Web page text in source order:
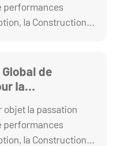
performances
la Construction,
de
la
objet la passation
performances
la Construction,